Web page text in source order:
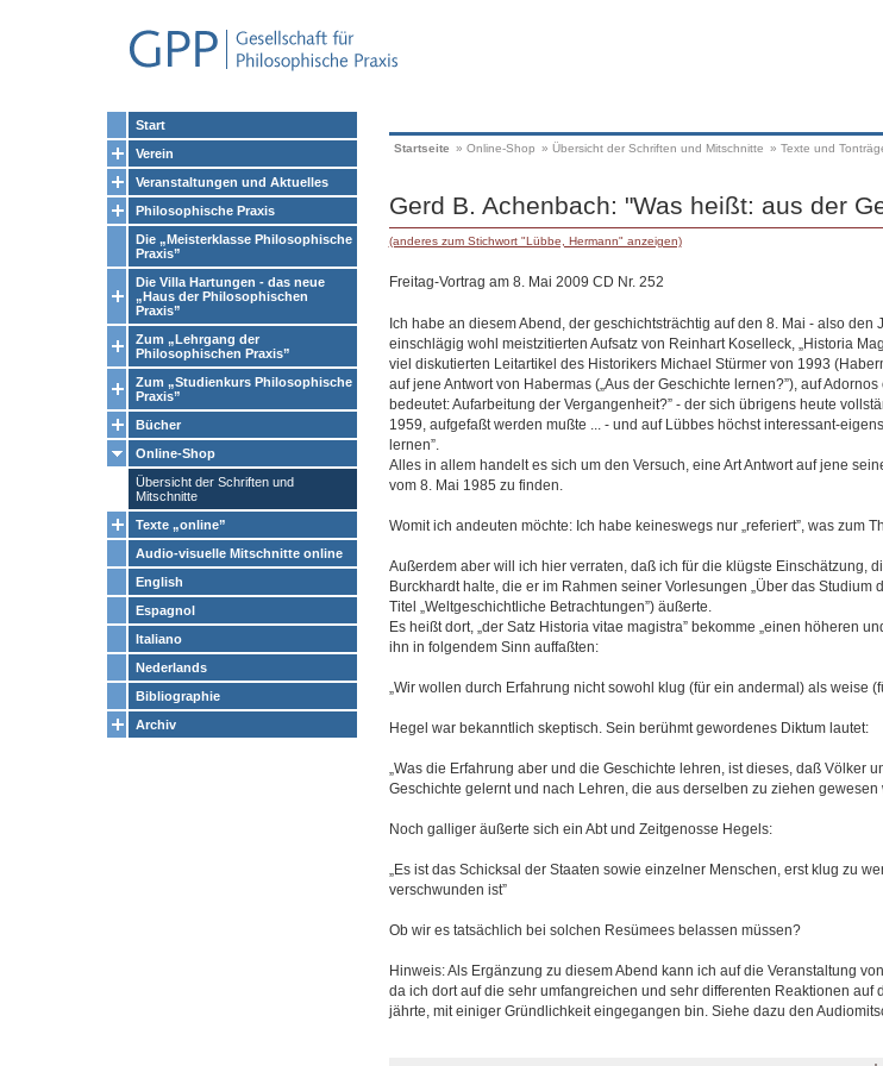
Start
Verein
Veranstaltungen und Aktuelles
Philosophische Praxis
Die „Meisterklasse Philosophische
Praxis”
Die Villa Hartungen - das neue
„Haus der Philosophischen
Praxis”
Zum „Lehrgang der
Philosophischen Praxis”
Zum „Studienkurs Philosophische
Praxis”
Bücher
Online-Shop
Übersicht der Schriften und
Mitschnitte
Texte „online”
Audio-visuelle Mitschnitte online
English
Espagnol
Italiano
Nederlands
Bibliographie
Archiv
Startseite » Online-Shop » Übersicht der Schriften und Mitschnitte » Texte und
Gerd B. Achenbach: "Was heißt: aus der
(anderes zum Stichwort "Lübbe, Hermann" anzeigen)
Freitag-Vortrag am 8. Mai 2009 CD Nr. 252
Ich habe an diesem Abend, der geschichtsträchtig auf den 8. Mai - also den
einschlägig wohl meistzitierten Aufsatz von Reinhart Koselleck, „Historia
viel diskutierten Leitartikel des Historikers Michael Stürmer von 1993
auf jene Antwort von Habermas („Aus der Geschichte lernen?”), auf
bedeutet: Aufarbeitung der Vergangenheit?” - der sich übrigens heute
1959, aufgefaßt werden mußte ... - und auf Lübbes höchst interessant-
lernen”.
Alles in allem handelt es sich um den Versuch, eine Art Antwort auf jene
vom 8. Mai 1985 zu finden.
Womit ich andeuten möchte: Ich habe keineswegs nur „referiert”, was zum
Außerdem aber will ich hier verraten, daß ich für die klügste Einschätzung,
Burckhardt halte, die er im Rahmen seiner Vorlesungen „Über das Studium
Titel „Weltgeschichtliche Betrachtungen”) äußerte.
Es heißt dort, „der Satz Historia vitae magistra” bekomme „einen höheren
ihn in folgendem Sinn auffaßten:
„Wir wollen durch Erfahrung nicht sowohl klug (für ein andermal) als weise
Hegel war bekanntlich skeptisch. Sein berühmt gewordenes Diktum lautet:
„Was die Erfahrung aber und die Geschichte lehren, ist dieses, daß Völker
Geschichte gelernt und nach Lehren, die aus derselben zu ziehen gewesen
Noch galliger äußerte sich ein Abt und Zeitgenosse Hegels:
„Es ist das Schicksal der Staaten sowie einzelner Menschen, erst klug zu
verschwunden ist”
Ob wir es tatsächlich bei solchen Resümees belassen müssen?
Hinweis: Als Ergänzung zu diesem Abend kann ich auf die Veranstaltung
da ich dort auf die sehr umfangreichen und sehr differenten Reaktionen auf
jährte, mit einiger Gründlichkeit eingegangen bin. Siehe dazu den